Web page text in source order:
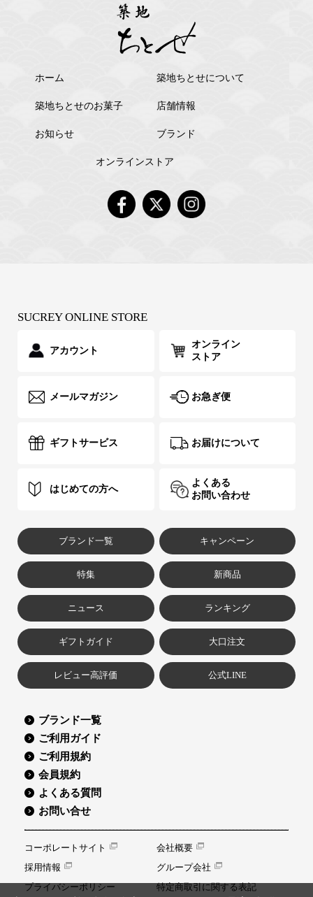
ホーム 築地ちとせについて
築地ちとせのお菓子 店舗情報
お知らせ ブランド
オンラインストア
SUCREY ONLINE STORE
アカウント
オンライン
ストア
メールマガジン お急ぎ便
ギフトサービス お届けについて
はじめての方へ
よくある
お問い合わせ
ブランド一覧 キャンペーン
特集 新商品
ニュース ランキング
ギフトガイド 大口注文
レビュー高評価 公式LINE
ブランド一覧
ご利用ガイド
ご利用規約
会員規約
よくある質問
お問い合せ
コーポレートサイト
会社概要
採用情報
グループ会社
プライバシーポリシー
特定商取引に関する表記